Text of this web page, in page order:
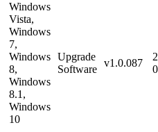
Windows
Vista,
Windows
7,
Windows
8,
Windows
8.1,
Windows
10
Upgrade
Software
v1.0.087